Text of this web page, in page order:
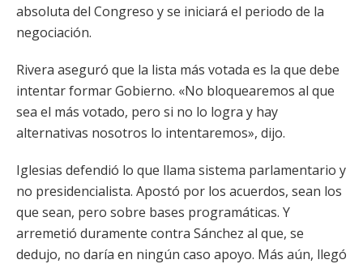
absoluta del Congreso y se iniciará el periodo de la
negociación.
Rivera aseguró que la lista más votada es la que debe
intentar formar Gobierno. «No bloquearemos al que
sea el más votado, pero si no lo logra y hay
alternativas nosotros lo intentaremos», dijo.
Iglesias defendió lo que llama sistema parlamentario y
no presidencialista. Apostó por los acuerdos, sean los
que sean, pero sobre bases programáticas. Y
arremetió duramente contra Sánchez al que, se
dedujo, no daría en ningún caso apoyo. Más aún, llegó